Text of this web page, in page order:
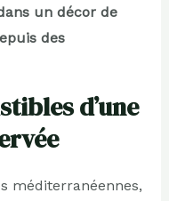
un décor de
des
d’une
méditerranéennes,